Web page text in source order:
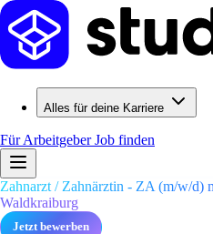
Alles für deine Karriere
Für ArbeitgeberJob finden
Zahnarzt / Zahnärztin - ZA (m/w/d)
Waldkraiburg
Jetzt bewerben